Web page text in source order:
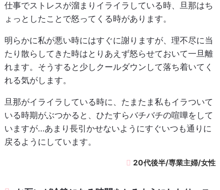
仕事でストレスが溜まりイライラしている時、旦那はち
ょっとしたことで怒ってくる時があります。
明らかに私が悪い時にはすぐに謝りますが、理不尽に当
たり散らしてきた時はとりあえず怒らせておいて一旦離
れます。そうすると少しクールダウンして落ち着いてく
れる気がします。
旦那がイライラしている時に、たまたま私もイラついて
いる時期がぶつかると、ひたすらバチバチの喧嘩をして
いますが…あまり長引かせないようにすぐいつも通りに
戻るようにしています。
20代後半/専業主婦/女性